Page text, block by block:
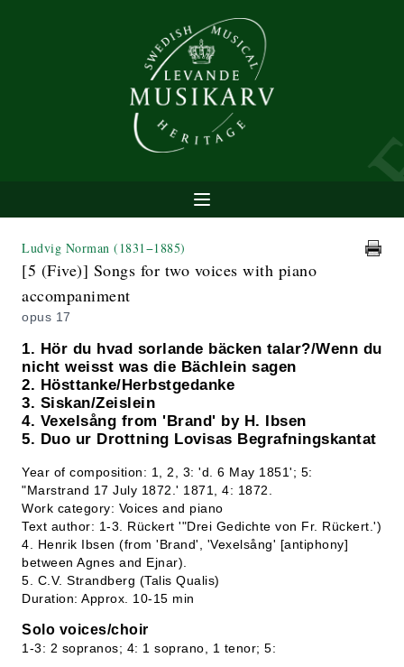
Ludvig Norman (1831−1885)
[5 (Five)] Songs for two voices with piano
accompaniment
opus 17
1. Hör du hvad sorlande bäcken talar?/Wenn du
nicht weisst was die Bächlein sagen
2. Hösttanke/Herbstgedanke
3. Siskan/Zeislein
4. Vexelsång from 'Brand' by H. Ibsen
5. Duo ur Drottning Lovisas Begrafningskantat
Year of composition: 1, 2, 3: 'd. 6 May 1851'; 5:
"Marstrand 17 July 1872.' 1871, 4: 1872.
Work category: Voices and piano
Text author: 1-3. Rückert '"Drei Gedichte von Fr. Rückert.')
4. Henrik Ibsen (from 'Brand', 'Vexelsång' [antiphony]
between Agnes and Ejnar).
5. C.V. Strandberg (Talis Qualis)
Duration: Approx. 10-15 min
Solo voices/choir
1-3: 2 sopranos; 4: 1 soprano, 1 tenor; 5: